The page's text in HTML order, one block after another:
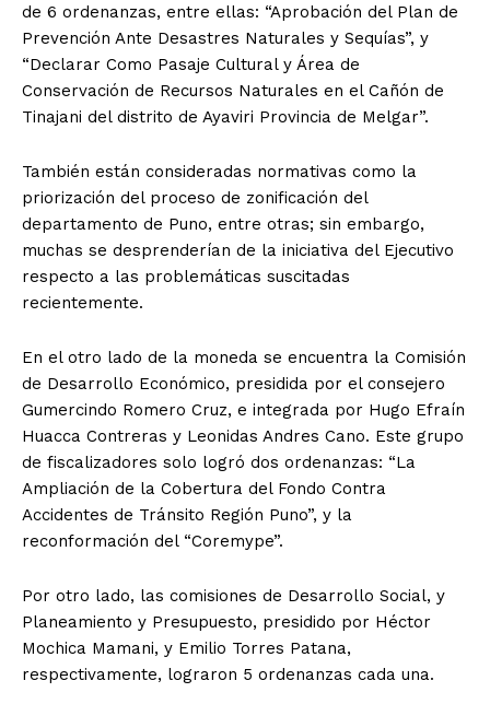
de 6 ordenanzas, entre ellas: “Aprobación del Plan de
Prevención Ante Desastres Naturales y Sequías”, y
“Declarar Como Pasaje Cultural y Área de
Conservación de Recursos Naturales en el Cañón de
Tinajani del distrito de Ayaviri Provincia de Melgar”.
También están consideradas normativas como la
priorización del proceso de zonificación del
departamento de Puno, entre otras; sin embargo,
muchas se desprenderían de la iniciativa del Ejecutivo
respecto a las problemáticas suscitadas
recientemente.
En el otro lado de la moneda se encuentra la Comisión
de Desarrollo Económico, presidida por el consejero
Gumercindo Romero Cruz, e integrada por Hugo Efraín
Huacca Contreras y Leonidas Andres Cano. Este grupo
de fiscalizadores solo logró dos ordenanzas: “La
Ampliación de la Cobertura del Fondo Contra
Accidentes de Tránsito Región Puno”, y la
reconformación del “Coremype”.
Por otro lado, las comisiones de Desarrollo Social, y
Planeamiento y Presupuesto, presidido por Héctor
Mochica Mamani, y Emilio Torres Patana,
respectivamente, lograron 5 ordenanzas cada una.